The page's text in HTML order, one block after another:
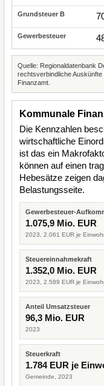
Quelle: Regionaldatenbank
rechtsverbindliche
Finanzamt.
Kommunale
Die Kennzahlen
wirtschaftliche
ist das ein
können auf einen
Hebesätze zeigen
Belastungsseite.
Gewerbesteuer-
1.075,9 Mio. EUR
2023, 2.061 EUR je
Steuereinnahmekraft
1.352,0 Mio. EUR
2023, 2.589 EUR je
Anteil Umsatzsteuer
96,3 Mio. EUR
2023
Steuerkraft
1.784 EUR je
Gemeinde, 2023